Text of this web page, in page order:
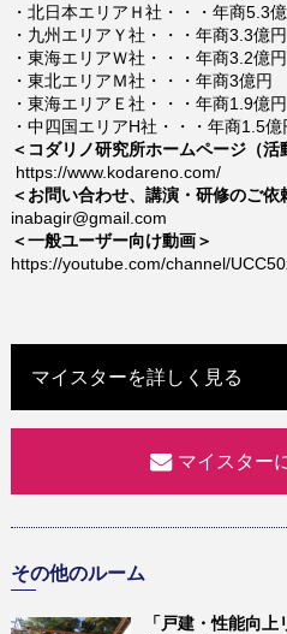
・北日本エリアＨ社・・・年商5.3
・九州エリアＹ社・・・年商3.3億
・東海エリアＷ社・・・年商3.2億円
・東北エリアＭ社・・・年商3億円
・東海エリアＥ社・・・年商1.9億円
・中四国エリアH社・・・年商1.5億
＜コダリノ研究所ホームページ（活
https://www.kodareno.com/
＜お問い合わせ、講演・研修のご依
inabagir@gmail.com
＜一般ユーザー向け動画＞
https://youtube.com/channel/
マイスターを詳しく見る
マイスター
その他のルーム
「戸建・性能向